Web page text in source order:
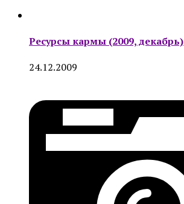
Ресурсы кармы (2009, декабрь)
24.12.2009